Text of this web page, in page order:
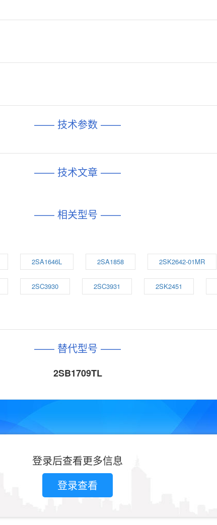
—— 技术参数 ——
—— 技术文章 ——
—— 相关型号 ——
2SA1646L 2SA1858 2SK2642-01MR
2SC3930 2SC3931 2SK2451
—— 替代型号 ——
2SB1709TL
登录后查看更多信息
登录查看